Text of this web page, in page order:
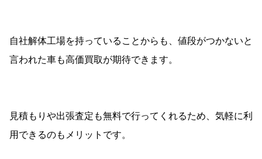
自社解体工場を持っていることからも、値段がつかないと
言われた車も高価買取が期待できます。
見積もりや出張査定も無料で行ってくれるため、気軽に利
用できるのもメリットです。